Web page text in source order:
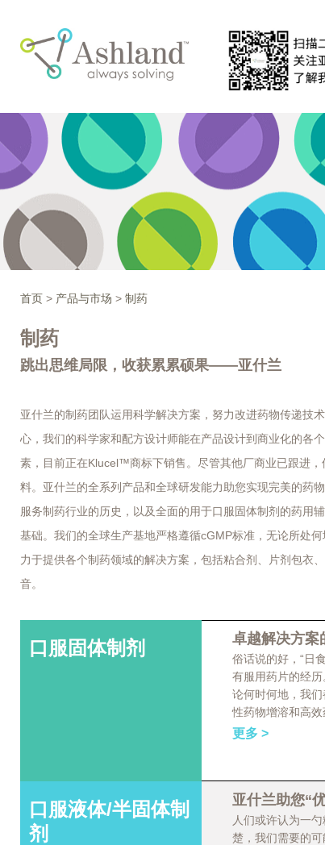
首页 > 产品与市场 > 制药
制药
跳出思维局限，收获累累硕果——亚什兰
亚什兰的制药团队运用科学解决方案，努力改进药物传递技
心，我们的科学家和配方设计师能在产品设计到商业化的各
素，目前正在Klucel™商标下销售。尽管其他厂商业已跟进
料。亚什兰的全系列产品和全球研发能力助您实现完美的药
服务制药行业的历史，以及全面的用于口服固体制剂的药用
基础。我们的全球生产基地严格遵循cGMP标准，无论所处
力于提供各个制药领域的解决方案，包括粘合剂、片剂包衣
音。
口服固体制剂 卓越解决方案
俗话说的好，“日
有服用药片的经
论何时何地，我
性药物增溶和高
更多 >
口服液体/半固体制
剂
亚什兰助您“
人们或许认为一
楚，我们需要的